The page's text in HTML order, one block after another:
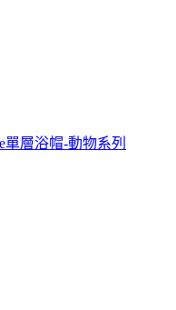
單層浴帽-動物系列